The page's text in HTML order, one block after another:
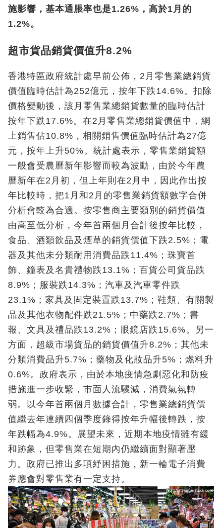
施影響，基本通脹率也是1.26%，高於1月的
1.2%。
超市貨品銷貨價值升8.2%
香港特區政府統計處早前公佈，2月零售業總銷貨
價值臨時估計為252億元，按年下跌14.6%。扣除
價格變動後，該月零售業總銷貨數量的臨時估計
按年下跌17.6%。在2月零售業總銷貨價值中，網
上銷售佔10.8%，相關銷售價值臨時估計為27億
元，按年上升50%。統計處表示，零售業銷貨額
一般會受農曆新年影響而較為波動，由於今年農
曆新年在2月初，但上年則在2月中，因此作出按
年比較時，把1月和2月的零售業銷貨額數字合併
分析會較為合適。按零售商主要類別的銷貨價值
由高至低分析，今年首兩個月合計後按年比較，
食品、酒類飲品及煙草的銷貨價值下跌2.5%；電
器及其他未分類耐用消費品跌11.4%；珠寶首
飾、鐘表及名貴禮物跌13.1%；百貨公司貨品跌
8.9%；服裝跌14.3%；汽車及汽車零件跌
23.1%；家具及固定裝置跌13.7%；鞋類、有關製
品及其他衣物配件跌21.5%；中藥跌2.7%；書
報、文具及禮品跌13.2%；眼鏡店跌15.6%。另一
方面，超級市場貨品的銷貨價值升8.2%；其他未
分類消費品升5.7%；藥物及化妝品升5%；燃料升
0.6%。政府表示，由於本地疫情急劇惡化和防疫
措施進一步收緊，市面人流驟減，消費氣氛轉
弱。以今年首兩個月數據合計，零售業總銷貨價
值繼去年連續四個季度錄得按年升幅後轉跌，按
年跌幅為4.9%。展望未來，近期本地疫情雖有緩
和跡象，但零售業在短期內仍繼續面對顯著壓
力。政府已推出多項紓困措施，新一輪電子消費
券應會對零售業有一定支持。